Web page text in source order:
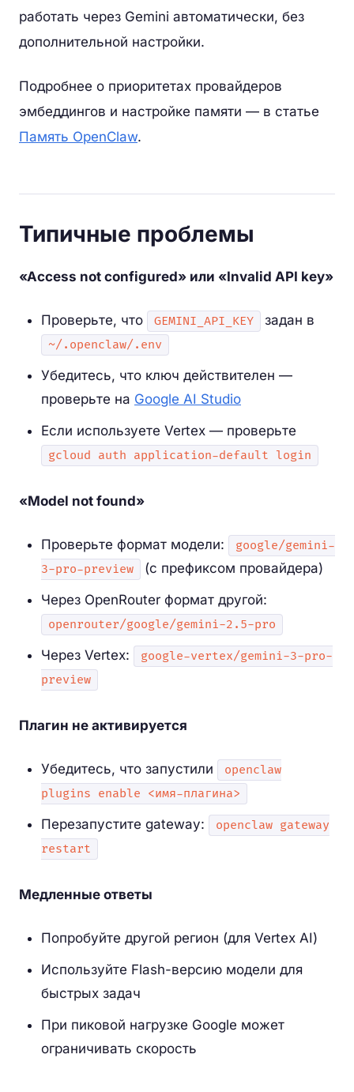
работать через Gemini автоматически, без
дополнительной настройки.
Подробнее о приоритетах провайдеров
эмбеддингов и настройке памяти — в статье
Память OpenClaw.
Типичные проблемы
«Access not configured» или «Invalid API key»
Проверьте, что GEMINI_API_KEY задан в
~/.openclaw/.env
Убедитесь, что ключ действителен —
проверьте на Google AI Studio
Если используете Vertex — проверьте
gcloud auth application-default login
«Model not found»
Проверьте формат модели:
google/gemini-
3-pro-preview
(с префиксом провайдера)
Через OpenRouter формат другой:
openrouter/google/gemini-2.5-pro
Через Vertex:
google-vertex/gemini-3-pro-
preview
Плагин не активируется
Убедитесь, что запустили
openclaw
plugins enable <имя-плагина>
Перезапустите gateway:
openclaw gateway
restart
Медленные ответы
Попробуйте другой регион (для Vertex AI)
Используйте Flash-версию модели для
быстрых задач
При пиковой нагрузке Google может
ограничивать скорость